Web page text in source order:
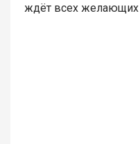
ждёт всех желающих